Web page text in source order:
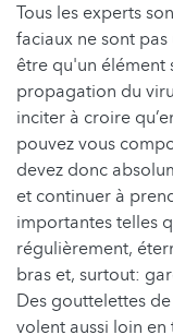
Tous les experts
faciaux ne sont
être qu'un
propagation du
inciter à croire
pouvez vous
devez donc
et continuer à
importantes telles
régulièrement,
bras et, surtout:
Des gouttelettes
volent aussi loin en